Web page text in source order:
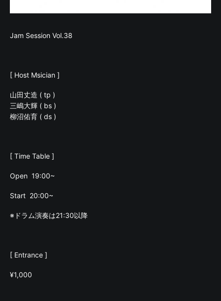
Jam Session Vol.38
[ Host Msician ]
山田丈造 ( tp )
三嶋大輝 ( bs )
柳沼佑育 ( ds )
[ Time Table ]
Open 19:00~
Start 20:00~
※ドラム演奏は21:30以降
[ Entrance ]
¥1,000